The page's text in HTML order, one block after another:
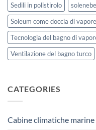
Sedili in polistirolo
Soleum come doccia di vapore
Tecnologia del bagno di
Ventilazione del bagno turco
CATEGORIES
Cabine climatiche marine